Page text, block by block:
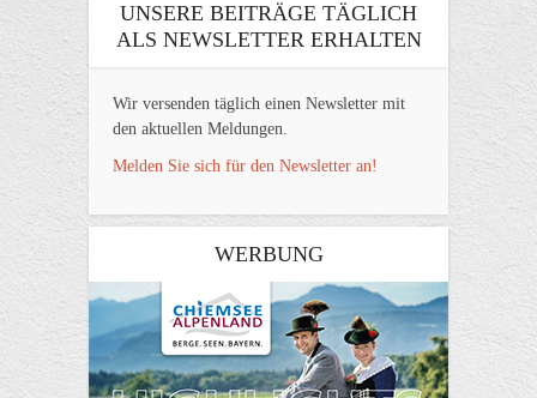
UNSERE BEITRÄGE TÄGLICH
ALS NEWSLETTER ERHALTEN
Wir versenden täglich einen Newsletter mit
den aktuellen Meldungen.
Melden Sie sich für den Newsletter an!
WERBUNG